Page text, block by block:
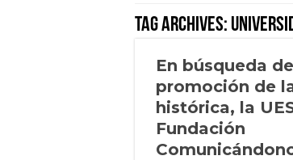
Tag Archives:
En búsqueda
promoción de
histórica, la
Fundación